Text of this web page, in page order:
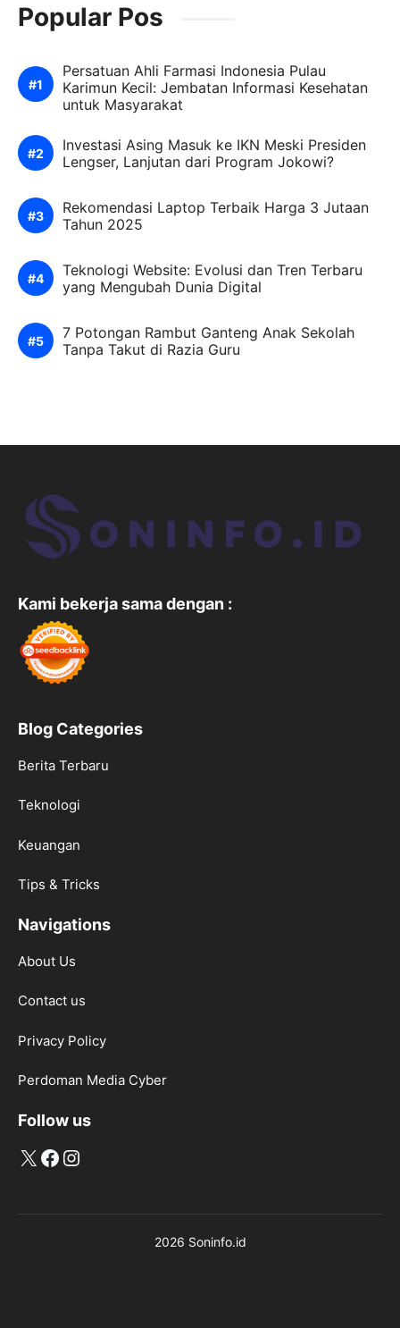
Popular Pos
Persatuan Ahli Farmasi Indonesia Pulau
Karimun Kecil: Jembatan Informasi Kesehatan
untuk Masyarakat
Investasi Asing Masuk ke IKN Meski Presiden
Lengser, Lanjutan dari Program Jokowi?
Rekomendasi Laptop Terbaik Harga 3 Jutaan
Tahun 2025
Teknologi Website: Evolusi dan Tren Terbaru
yang Mengubah Dunia Digital
7 Potongan Rambut Ganteng Anak Sekolah
Tanpa Takut di Razia Guru
Kami bekerja sama dengan :
Blog Categories
Berita Terbaru
Teknologi
Keuangan
Tips & Tricks
Navigations
About Us
Contact us
Privacy Policy
Perdoman Media Cyber
Follow us
X Facebook
Instagram
2026 Soninfo.id